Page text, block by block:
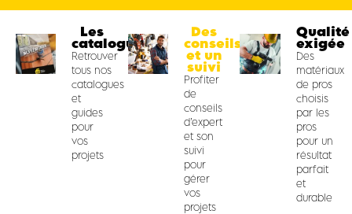
Les
catalogues
Retrouver
tous nos
catalogues
et
guides
pour
vos
projets
Des
conseils
et un
suivi
Profiter
de
conseils
d’expert
et son
suivi
pour
gérer
vos
projets
Qualité
exigée
Des
matériaux
de pros
choisis
par les
pros
pour un
résultat
parfait
et
durable